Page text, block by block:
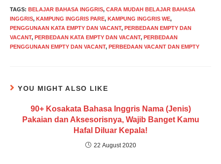
TAGS: BELAJAR BAHASA INGGRIS, CARA MUDAH BELAJAR BAHASA
INGGRIS, KAMPUNG INGGRIS PARE, KAMPUNG INGGRIS WE,
PENGGUNAAN KATA EMPTY DAN VACANT, PERBEDAAN EMPTY DAN
VACANT, PERBEDAAN KATA EMPTY DAN VACANT, PERBEDAAN
PENGGUNAAN EMPTY DAN VACANT, PERBEDAAN VACANT DAN EMPTY
YOU MIGHT ALSO LIKE
90+ Kosakata Bahasa Inggris Nama (Jenis)
Pakaian dan Aksesorisnya, Wajib Banget Kamu
Hafal Diluar Kepala!
22 August 2020